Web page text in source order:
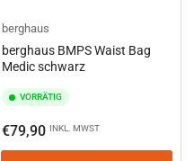
berghaus
berghaus BMPS Waist Bag
Medic schwarz
VORRÄTIG
Normaler
Preis
€79,90 INKL. MWST